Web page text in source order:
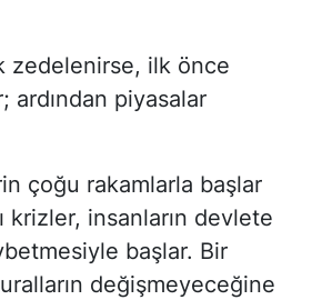
zedelenirse, ilk önce
ardından piyasalar
çoğu rakamlarla başlar
krizler, insanların devlete
başlar. Bir
değişmeyeceğine